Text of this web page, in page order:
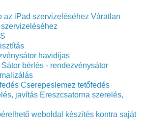
az iPad szervizeléséhez Váratlan
havidíjas
Sátor bérlés - rendezvénysátor
Cserepeslemez tetőfedés
javítás Ereszcsatorna szerelés,
weboldal készítés kontra saját